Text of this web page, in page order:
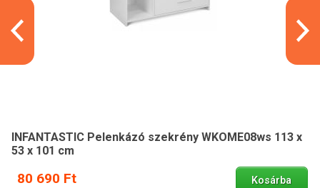
INFANTASTIC Pelenkázó szekrény WKOME08ws 113 x
53 x 101 cm
80 690 Ft Kosárba